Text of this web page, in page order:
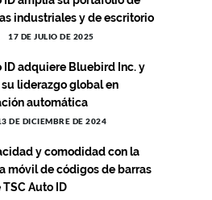
industriales y de escritorio
17 DE JULIO DE 2025
ID adquiere Bluebird Inc. y
liderazgo global en
automática
DE DICIEMBRE DE 2024
y comodidad con la
móvil de códigos de barras
TSC Auto ID